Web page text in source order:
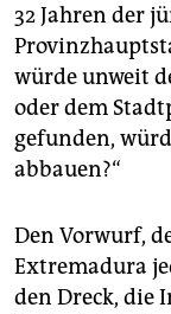
32 Jahren der
würde unweit
oder dem
gefunden,
abbauen?“
Den Vorwurf,
Extremadura
den Dreck, die